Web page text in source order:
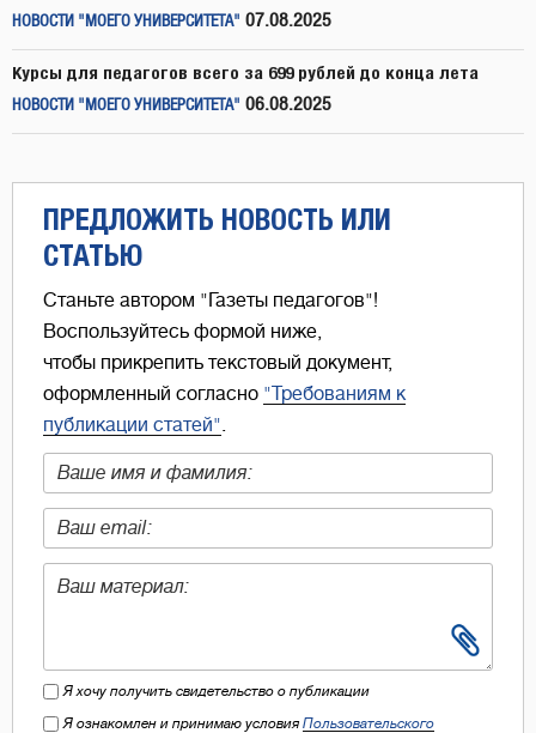
НОВОСТИ "МОЕГО УНИВЕРСИТЕТА" 07.08.2025
Курсы для педагогов всего за 699 рублей до конца лета
НОВОСТИ "МОЕГО УНИВЕРСИТЕТА" 06.08.2025
ПРЕДЛОЖИТЬ НОВОСТЬ ИЛИ
СТАТЬЮ
Станьте автором "Газеты педагогов"!
Воспользуйтесь формой ниже,
чтобы прикрепить текстовый документ,
оформленный согласно "Требованиям к
публикации статей"
Я хочу получить свидетельство о публикации
Я ознакомлен и принимаю условия Пользовательского